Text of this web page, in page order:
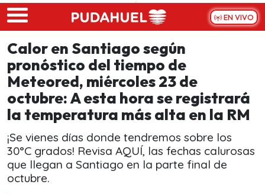
Skip to main content
EN VIVO
Calor en Santiago según
pronóstico del tiempo de
Meteored, miércoles 23 de
octubre: A esta hora se registrará
la temperatura más alta en la RM
¡Se vienes días donde tendremos sobre los
30°C grados! Revisa AQUÍ, las fechas calurosas
que llegan a Santiago en la parte final de
octubre.